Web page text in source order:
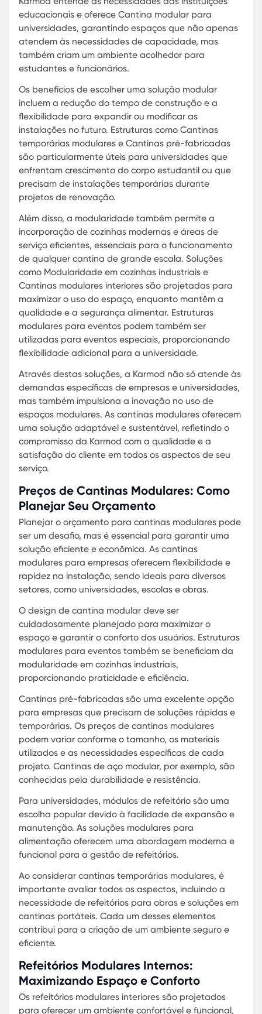
podem ser desmontadas e realocadas conforme
necessário, proporcionando uma solução
para empresas com necessidades de espaço
temporário ou em constante mudança. Cantinas
temporárias modulares e Soluções de refeitórios
modulares também são opções populares para
empresas durante renovações ou eventos
A versatilidade do design modular permite que
cantina seja personalizada para atender às
necessidades específicas de uma organização.
um Refeitório para obras ou Módulos de refeitório
para escolas, a Karmod pode ajustar o espaço
maximizar a funcionalidade e o conforto. A
durabilidade dos materiais utilizados garante
mesmo as Cantinas de aço modular possam
as demandas de um ambiente empresarial ativo
comprometer a estética ou a segurança.
Design de Cantinas Modulares para
Universidades
Universidades têm requisitos únicos quando se
de alimentação e refeições no campus. O
cantina modular oferece uma solução que
estética moderna com funcionalidade prática. A
Karmod entende as necessidades das
educacionais e oferece Cantina modular para
universidades, garantindo espaços que não
atendem às necessidades de capacidade, mas
também criam um ambiente acolhedor para
estudantes e funcionários.
Os benefícios de escolher uma solução modular
incluem a redução do tempo de construção e a
flexibilidade para expandir ou modificar as
instalações no futuro. Estruturas como Cantinas
temporárias modulares e Cantinas pré-
são particularmente úteis para universidades
enfrentam crescimento do corpo estudantil ou
precisam de instalações temporárias durante
projetos de renovação.
Além disso, a modularidade também permite a
incorporação de cozinhas modernas e áreas de
serviço eficientes, essenciais para o
como Modularidade em cozinhas industriais e
Cantinas modulares interiores são projetadas
maximizar o uso do espaço, enquanto mantêm a
qualidade e a segurança alimentar. Estruturas
modulares para eventos podem também ser
utilizadas para eventos especiais,
flexibilidade adicional para a universidade.
Através destas soluções, a Karmod não só
demandas específicas de empresas e
mas também impulsiona a inovação no uso de
espaços modulares. As cantinas modulares
uma solução adaptável e sustentável, refletindo
compromisso da Karmod com a qualidade e a
satisfação do cliente em todos os aspectos de
serviço.
Preços de Cantinas Modulares:
Planejar Seu Orçamento
Planejar o orçamento para cantinas modulares